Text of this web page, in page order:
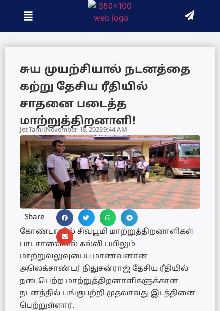
சுய முயற்சியால் நடனத்தை
கற்று தேசிய ரீதியில்
சாதனை படைத்த
மாற்றுத்திறனாளி!
Jet TamilNovember 18, 20239:44 AM
Share
கோண்டாவில் சிவபூமி மாற்றுத்திறனாளிகள்
பாடசாலையில் கல்வி பயிலும்
மாற்றுவலுவுடைய மாணவனான
அலெக்சாண்டர் நிதுசன்ராஜ் தேசிய ரீதியில்
நடைபெற்ற மாற்றுத்திறனாளிகளுக்கான
நடனத்தில் பங்குபற்றி முதலாவது இடத்தினை
பெற்றுள்ளார்.